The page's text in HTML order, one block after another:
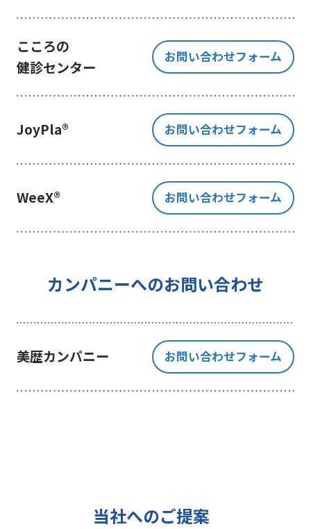
※Google LLC は日本の個人情報保
護法が適用される個人情報取扱事業
者と同等の体制を整備しています。
詳しくは、11.Google 拡張コンバ
ージョンの利用をご確認ください。
当社が管理する本フォームから取
得した情報とGoogle LLC が管理す
る当社Webサイト閲覧履歴等の情報
を紐づけ、お客様の興味関心に沿っ
た当社サービスに関する広告の配信
4 個人情報の外部委託について
個人情報の取扱いを一部、または全
部を委託する場合、十分な個人情報
の保護水準を満たしている者を選定
する基準を確立、選定し、管理監督
いたします。
ご提出頂く個人情報について、貴方
こころの
健診センター
お問い合わせフォーム
JoyPla® お問い合わせフォーム
WeeX® お問い合わせフォーム
カンパニーへのお問い合わせ
美歴カンパニー お問い合わせフォーム
当社へのご提案